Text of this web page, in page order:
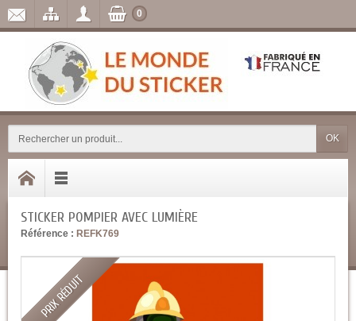
OK
0
STICKER POMPIER AVEC LUMIÈRE
Référence : REFK769
PRIX RÉDUIT